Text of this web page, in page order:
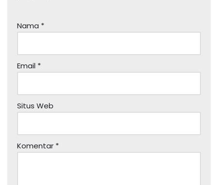
Nama *
Email *
Situs Web
Komentar *